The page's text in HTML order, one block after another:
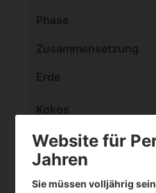
Phase
Zusammensetzung
Erde
Kokos
Format
Website für
Jahren
Sie müssen volljährig